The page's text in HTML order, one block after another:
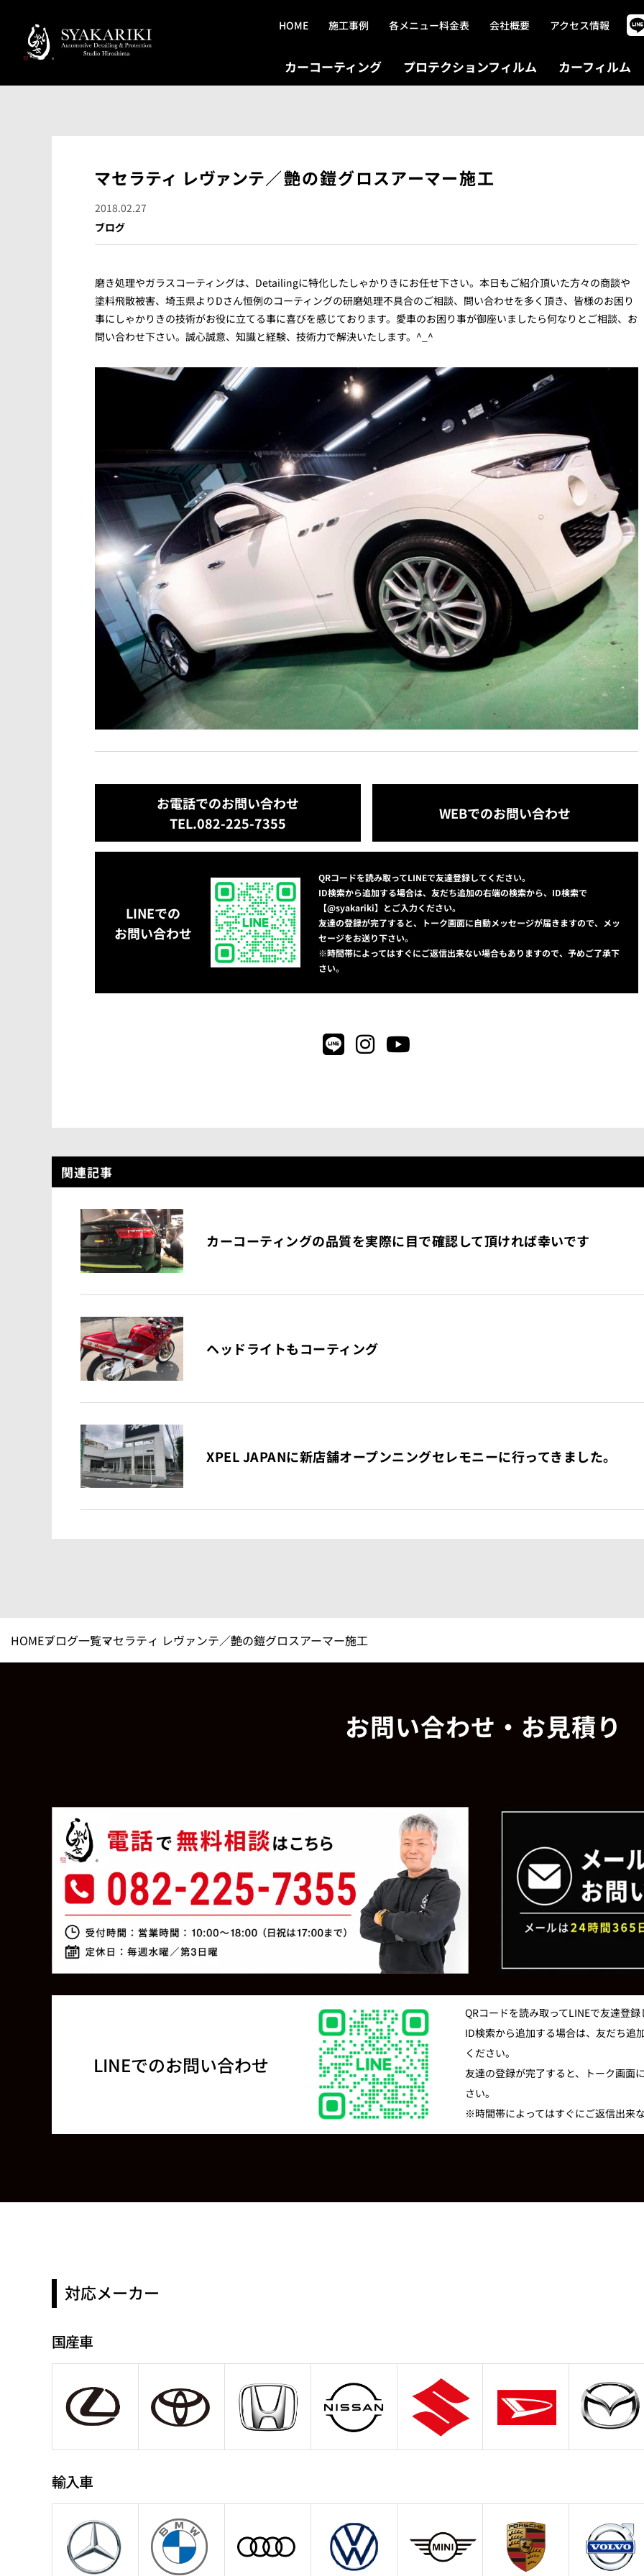
HOME 施工事例 各メニュー料金表 会社概要 アクセス情報
カーコーティング プロテクションフィルム カーフィルム
マセラティ レヴァンテ／艶の鎧グロスアーマー施工
2018.02.27
ブログ
磨き処理やガラスコーティングは、Detailingに特化したしゃかりきにお任せ下さい。本日もご紹介頂いた方々の商談や
塗料飛散被害、埼玉県よりDさん恒例のコーティングの研磨処理不具合のご相談、問い合わせを多く頂き、皆様のお困り
事にしゃかりきの技術がお役に立てる事に喜びを感じております。愛車のお困り事が御座いましたら何なりとご相談、お
問い合わせ下さい。誠心誠意、知識と経験、技術力で解決いたします。^_^
お電話でのお問い合わせ
TEL.082-225-7355
WEBでのお問い合わせ
LINEでの
お問い合わせ
QRコードを読み取ってLINEで友達登録してください。
ID検索から追加する場合は、友だち追加の右端の検索から、ID検索で
【@syakariki】とご入力ください。
友達の登録が完了すると、トーク画面に自動メッセージが届きますので、メッ
セージをお送り下さい。
※時間帯によってはすぐにご返信出来ない場合もありますので、予めご了承下
さい。
関連記事
カーコーティングの品質を実際に目で確認して頂ければ幸いです
ヘッドライトもコーティング
XPEL JAPANに新店舗オープンニングセレモニーに行ってきました。
HOMEブログ一覧マセラティ レヴァンテ／艶の鎧グロスアーマー施工
お問い合わせ・お見積り
LINEでのお問い合わせ
QRコードを読み取ってLINEで友達登
ID検索から追加する場合は、友だち追
ください。
友達の登録が完了すると、トーク画面
さい。
※時間帯によってはすぐにご返信出来
対応メーカー
国産車
輸入車